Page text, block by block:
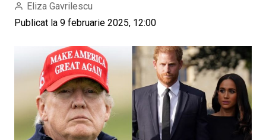
Eliza Gavrilescu
Publicat la 9 februarie 2025, 12:00